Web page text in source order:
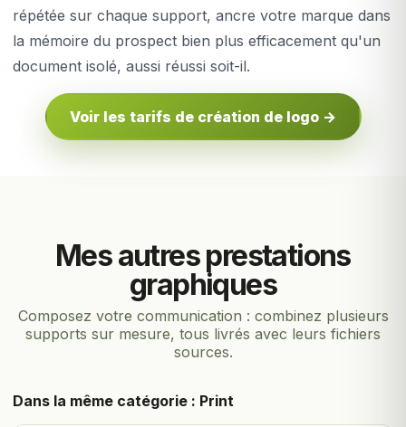
répétée sur chaque support, ancre votre marque dans
la mémoire du prospect bien plus efficacement qu'un
document isolé, aussi réussi soit-il.
Voir les tarifs de création de logo →
Mes autres prestations
graphiques
Composez votre communication : combinez plusieurs
supports sur mesure, tous livrés avec leurs fichiers
sources.
Dans la même catégorie : Print